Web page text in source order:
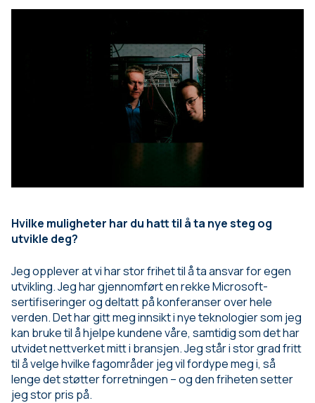
Hvilke muligheter har du hatt til å ta nye steg og
utvikle deg?
Jeg opplever at vi har stor frihet til å ta ansvar for egen
utvikling. Jeg har gjennomført en rekke Microsoft-
sertifiseringer og deltatt på konferanser over hele
verden. Det har gitt meg innsikt i nye teknologier som jeg
kan bruke til å hjelpe kundene våre, samtidig som det har
utvidet nettverket mitt i bransjen. Jeg står i stor grad fritt
til å velge hvilke fagområder jeg vil fordype meg i, så
lenge det støtter forretningen – og den friheten setter
jeg stor pris på.